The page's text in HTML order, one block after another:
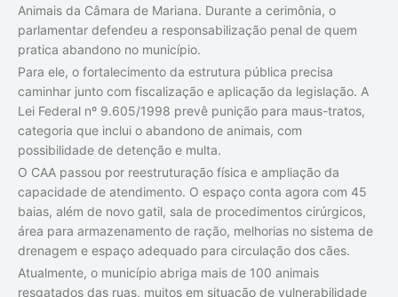
Animais da Câmara de Mariana. Durante a cerimônia, o
parlamentar defendeu a responsabilização penal de quem
pratica abandono no município.
Para ele, o fortalecimento da estrutura pública precisa
caminhar junto com fiscalização e aplicação da legislação. A
Lei Federal nº 9.605/1998 prevê punição para maus-tratos,
categoria que inclui o abandono de animais, com
possibilidade de detenção e multa.
O CAA passou por reestruturação física e ampliação da
capacidade de atendimento. O espaço conta agora com 45
baias, além de novo gatil, sala de procedimentos cirúrgicos,
área para armazenamento de ração, melhorias no sistema de
drenagem e espaço adequado para circulação dos cães.
Atualmente, o município abriga mais de 100 animais
resgatados das ruas, muitos em situação de vulnerabilidade